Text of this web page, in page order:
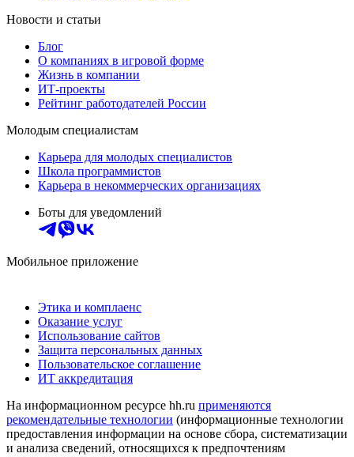
Новости и статьи
Блог
О компаниях в игровой форме
Жизнь в компании
ИТ-проекты
Рейтинг работодателей России
Молодым специалистам
Карьера для молодых специалистов
Школа программистов
Карьера в некоммерческих организациях
Боты для уведомлений
Мобильное приложение
Этика и комплаенс
Оказание услуг
Использование сайтов
Защита персональных данных
Пользовательское соглашение
ИТ аккредитация
На информационном ресурсе hh.ru применяются
рекомендательные технологии (информационные технологии
предоставления информации на основе сбора, систематизации
и анализа сведений, относящихся к предпочтениям